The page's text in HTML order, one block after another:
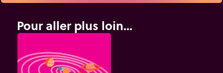
Pour aller plus loin...